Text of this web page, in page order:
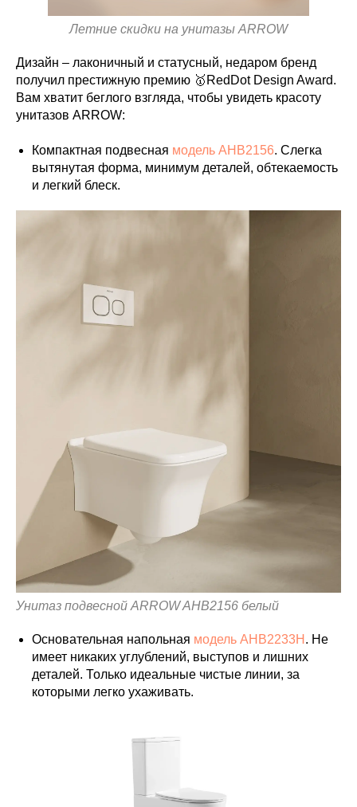
Летние скидки на унитазы ARROW
Дизайн – лаконичный и статусный, недаром бренд
получил престижную премию 🥇RedDot Design Award.
Вам хватит беглого взгляда, чтобы увидеть красоту
унитазов ARROW:
Компактная подвесная модель AHB2156. Слегка
вытянутая форма, минимум деталей, обтекаемость
и легкий блеск.
Унитаз подвесной ARROW AHB2156 белый
Основательная напольная модель AHB2233H . Не
имеет никаких углублений, выступов и лишних
деталей. Только идеальные чистые линии, за
которыми легко ухаживать.